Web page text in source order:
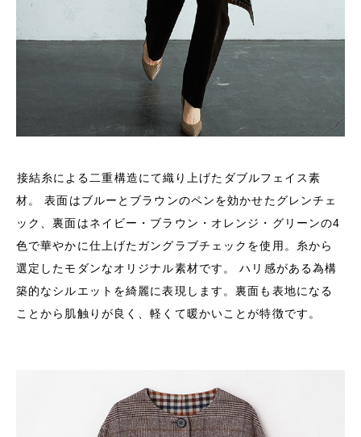
接結糸による二重構造にて織り上げたダブルフェイス素
材。 表面はブルーとブラウンのペンを効かせたグレンチェ
ック、裏面はネイビー・ブラウン・オレンジ・グリーンの4
色で華やかに仕上げたガングラブチェックを使用。糸から
選定したモダンなオリジナル素材です。 ハリ感がある為構
築的なシルエットを綺麗に表現します。裏面も表地になる
ことから肌触りが良く、軽くて暖かいことが特徴です。